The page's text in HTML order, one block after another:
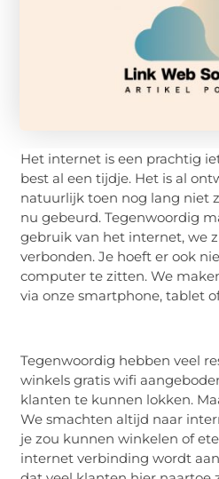
Het internet is een prachtig
best al een tijdje. Het is al
natuurlijk toen nog lang niet
nu gebeurd. Tegenwoordig
gebruik van het internet, we
verbonden. Je hoeft er ook
computer te zitten. We
via onze smartphone, tablet
Tegenwoordig hebben veel
winkels gratis wifi
klanten te kunnen lokken.
We smachten altijd naar
je zou kunnen winkelen of
internet verbinding wordt